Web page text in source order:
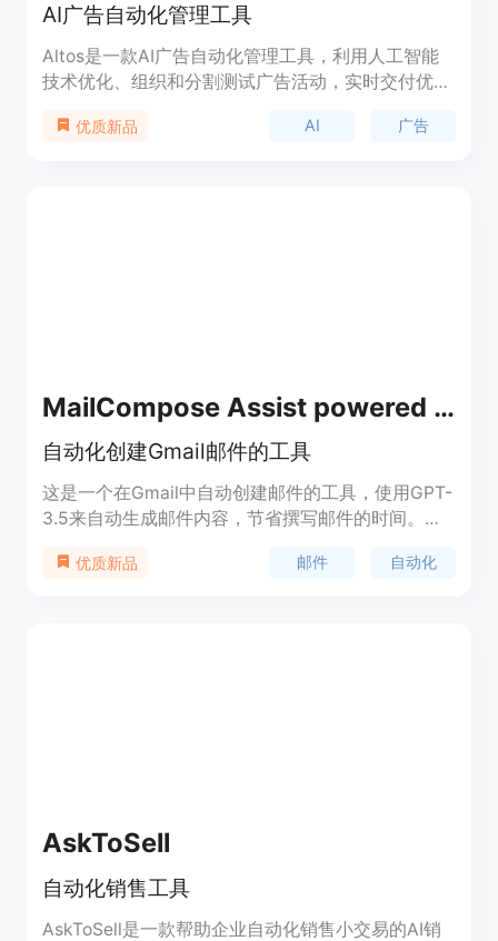
AI广告自动化管理工具
Altos是一款AI广告自动化管理工具，利用人工智能
技术优化、组织和分割测试广告活动，实时交付优异
Altos可以通过自动创建、跟踪和管理广告来降低成
优质新品 AI 广告
MailCompose Assist powered by GPT-3.5
自动化创建Gmail邮件的工具
这是一个在Gmail中自动创建邮件的工具，使用GPT-
3.5来自动生成邮件内容，节省撰写邮件的时间。它
建新的邮件，并自动插入内容；2. 创建回复邮件：通
优质新品 邮件 自动化
AskToSell
自动化销售工具
AskToSell是一款帮助企业自动化销售小交易的AI销